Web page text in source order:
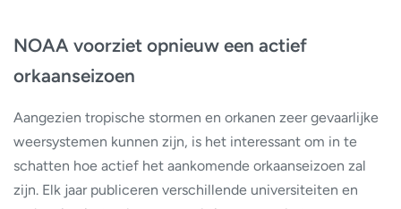
NOAA voorziet opnieuw een actief
orkaanseizoen
Aangezien tropische stormen en orkanen zeer gevaarlijke
weersystemen kunnen zijn, is het interessant om in te
schatten hoe actief het aankomende orkaanseizoen zal
zijn. Elk jaar publiceren verschillende universiteiten en